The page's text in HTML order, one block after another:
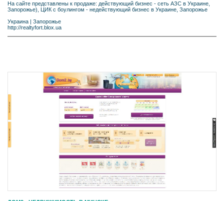
На сайте представлены к продаже: действующий бизнес - сеть АЗС в Украине,
Запорожье), ЦИК с боулингом - недействующий бизнес в Украине, Запорожье
Украина
Запорожье
http://realtyfort.blox.ua